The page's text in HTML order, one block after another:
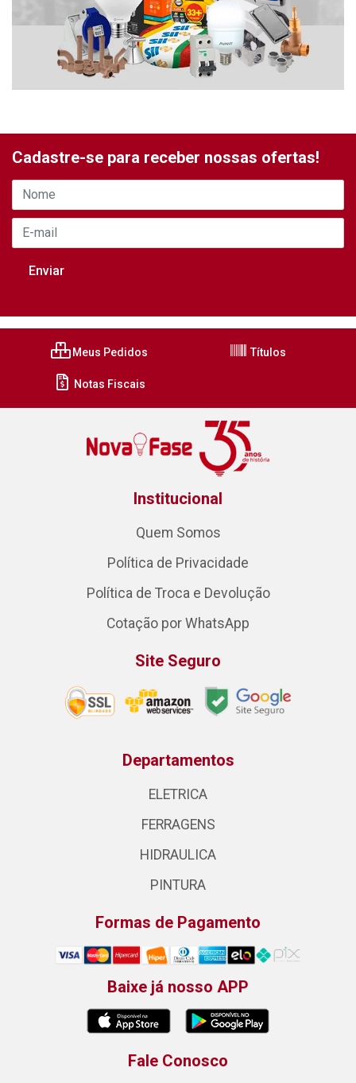
Cadastre-se para receber nossas ofertas!
Meus Pedidos Títulos
Notas Fiscais
Institucional
Quem Somos
Política de Privacidade
Política de Troca e Devolução
Cotação por WhatsApp
Site Seguro
Departamentos
ELETRICA
FERRAGENS
HIDRAULICA
PINTURA
Formas de Pagamento
Baixe já nosso APP
Fale Conosco